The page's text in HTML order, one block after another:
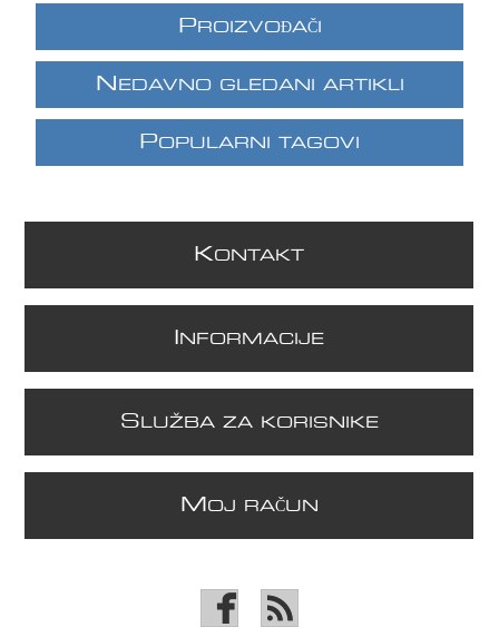
PROIZVOĐAČI
N EDAVNO GLEDANI ARTIKLI
POPULARNI TAGOVI
KONTAKT
NFORMACIJE
S LUŽBA ZA KORISNIKE
M OJ RAČUN